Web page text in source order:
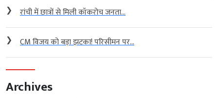
❯ रांची में छात्रों से मिली कॉकरोच जनता...
❯ CM विजय को बड़ा झटका! परिसीमन पर...
Archives